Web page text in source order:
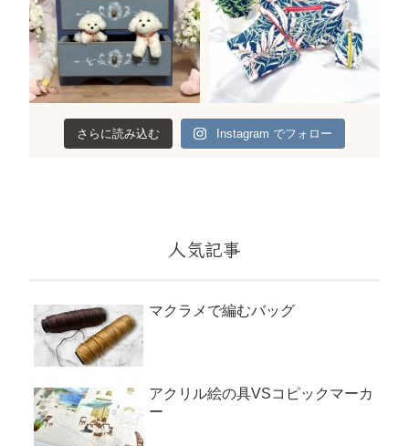
さらに読み込む Instagram でフォロー
人気記事
マクラメで編むバッグ
アクリル絵の具VSコピックマーカ
ー